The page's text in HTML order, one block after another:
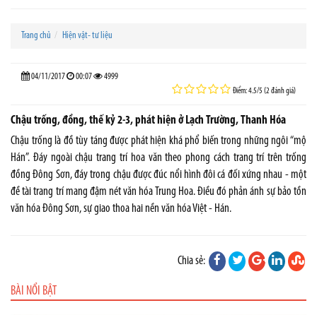
Trang chủ Hiện vật- tư liệu
04/11/2017 00:07 4999
Điểm: 4.5/5 (2 đánh giá)
Chậu trống, đồng, thế kỷ 2-3, phát hiện ở Lạch Trường, Thanh Hóa
Chậu trống là đồ tùy táng được phát hiện khá phổ biến trong những ngôi “mộ
Hán”. Đáy ngoài chậu trang trí hoa văn theo phong cách trang trí trên trống
đồng Đông Sơn, đáy trong chậu được đúc nổi hình đôi cá đối xứng nhau - một
đề tài trang trí mang đậm nét văn hóa Trung Hoa. Điều đó phản ánh sự bảo tồn
văn hóa Đông Sơn, sự giao thoa hai nền văn hóa Việt - Hán.
Chia sẻ:
BÀI NỔI BẬT